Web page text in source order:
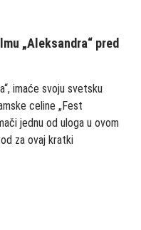
„Aleksandra“ pred
imaće svoju svetsku
celine „Fest
jednu od uloga u ovom
za ovaj kratki